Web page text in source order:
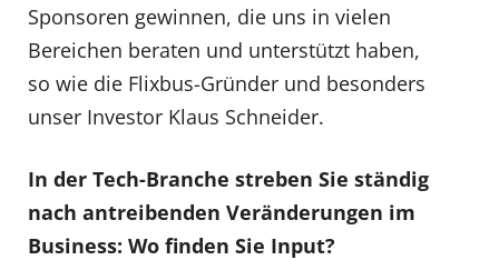
Sponsoren gewinnen, die uns in vielen
Bereichen beraten und unterstützt haben,
so wie die Flixbus-Gründer und besonders
unser Investor Klaus Schneider.
In der Tech-Branche streben Sie ständig
nach antreibenden Veränderungen im
Business: Wo finden Sie Input?